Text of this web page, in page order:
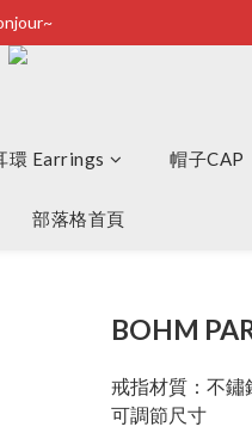
享有100元購物金
環 Earrings 帽子CAP
部落格首頁
BOHM
戒指材質：不鏽
可調節尺寸